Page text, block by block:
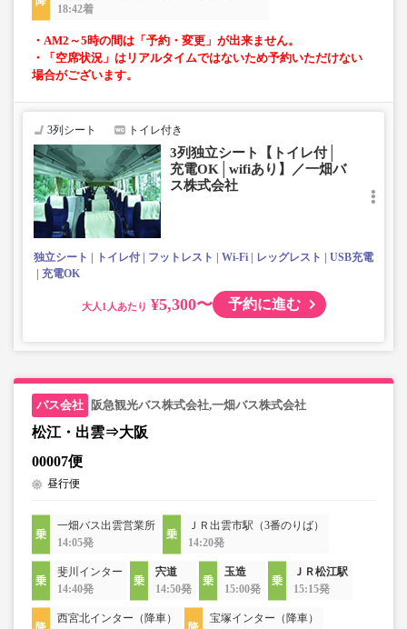
18:42着
・AM2～5時の間は「予約・変更」が出来ません。
・「空席状況」はリアルタイムではないため予約いただけない
場合がございます。
3列シート トイレ付き
3列独立シート【トイレ付│
充電OK│wifiあり】／一畑バ
ス株式会社
独立シート トイレ付 フットレスト Wi-Fi レッグレスト
USB充電
充電OK
大人 ¥5,300〜 予約に進む
阪急観光バス株式会社,一畑バス株式会社
松江・出雲⇒大阪
00007便
昼行便
一畑バス出雲営業所
14:05発
ＪＲ出雲市駅（3番のりば）
14:20発
斐川インター
14:40発
宍道
14:50発
玉造
15:00発
ＪＲ松江駅
15:15発
西宮北インター（降車）
宝塚インター（降車）